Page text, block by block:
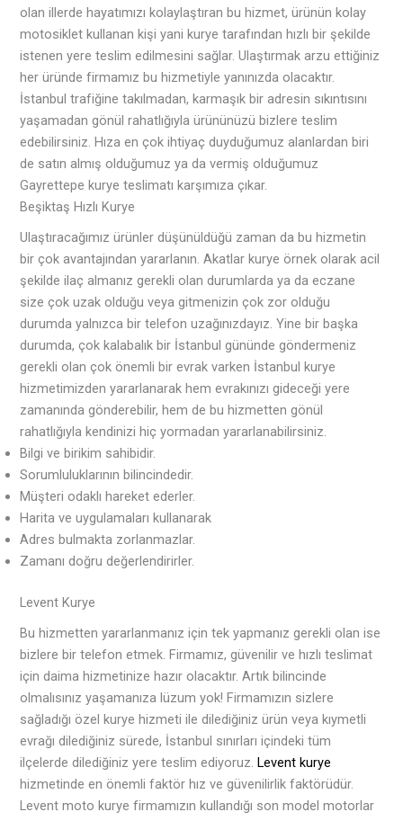
olan illerde hayatımızı kolaylaştıran bu hizmet, ürünün kolay
motosiklet kullanan kişi yani kurye tarafından hızlı bir şekilde
istenen yere teslim edilmesini sağlar. Ulaştırmak arzu ettiğiniz
her üründe firmamız bu hizmetiyle yanınızda olacaktır.
İstanbul trafiğine takılmadan, karmaşık bir adresin sıkıntısını
yaşamadan gönül rahatlığıyla ürününüzü bizlere teslim
edebilirsiniz. Hıza en çok ihtiyaç duyduğumuz alanlardan biri
de satın almış olduğumuz ya da vermiş olduğumuz
Gayrettepe kurye teslimatı karşımıza çıkar.
Beşiktaş Hızlı Kurye
Ulaştıracağımız ürünler düşünüldüğü zaman da bu hizmetin
bir çok avantajından yararlanın. Akatlar kurye örnek olarak acil
şekilde ilaç almanız gerekli olan durumlarda ya da eczane
size çok uzak olduğu veya gitmenizin çok zor olduğu
durumda yalnızca bir telefon uzağınızdayız. Yine bir başka
durumda, çok kalabalık bir İstanbul gününde göndermeniz
gerekli olan çok önemli bir evrak varken İstanbul kurye
hizmetimizden yararlanarak hem evrakınızı gideceği yere
zamanında gönderebilir, hem de bu hizmetten gönül
rahatlığıyla kendinizi hiç yormadan yararlanabilirsiniz.
Bilgi ve birikim sahibidir.
Sorumluluklarının bilincindedir.
Müşteri odaklı hareket ederler.
Harita ve uygulamaları kullanarak
Adres bulmakta zorlanmazlar.
Zamanı doğru değerlendirirler.
Levent Kurye
Bu hizmetten yararlanmanız için tek yapmanız gerekli olan ise
bizlere bir telefon etmek. Firmamız, güvenilir ve hızlı teslimat
için daima hizmetinize hazır olacaktır. Artık bilincinde
olmalısınız yaşamanıza lüzum yok! Firmamızın sizlere
sağladığı özel kurye hizmeti ile dilediğiniz ürün veya kıymetli
evrağı dilediğiniz sürede, İstanbul sınırları içindeki tüm
ilçelerde dilediğiniz yere teslim ediyoruz.Levent kurye
hizmetinde en önemli faktör hız ve güvenilirlik faktörüdür.
Levent moto kurye firmamızın kullandığı son model motorlar